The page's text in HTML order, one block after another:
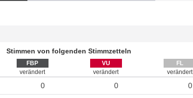
Stimmen von folgenden Stimmzetteln
FBP
verändert
VU
verändert
FL
verändert
0 0 0